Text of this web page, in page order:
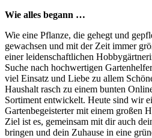
Wie alles begann …
Wie eine Pflanze, die gehegt und
gewachsen und mit der Zeit immer
einer leidenschaftlichen
Suche nach hochwertigen
viel Einsatz und Liebe zu allem
Haushalt rasch zu einem bunten
Sortiment entwickelt. Heute sind wir
Gartenbegeisterter mit einem großen
Ziel ist es, gemeinsam mit dir auch
bringen und dein Zuhause in eine